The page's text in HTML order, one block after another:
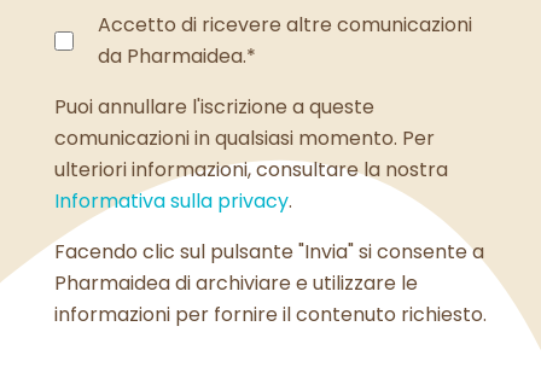
Accetto di ricevere altre comunicazioni
da Pharmaidea.*
Puoi annullare l'iscrizione a queste
comunicazioni in qualsiasi momento. Per
ulteriori informazioni, consultare la nostra
Informativa sulla privacy.
Facendo clic sul pulsante "Invia" si consente a
Pharmaidea di archiviare e utilizzare le
informazioni per fornire il contenuto richiesto.